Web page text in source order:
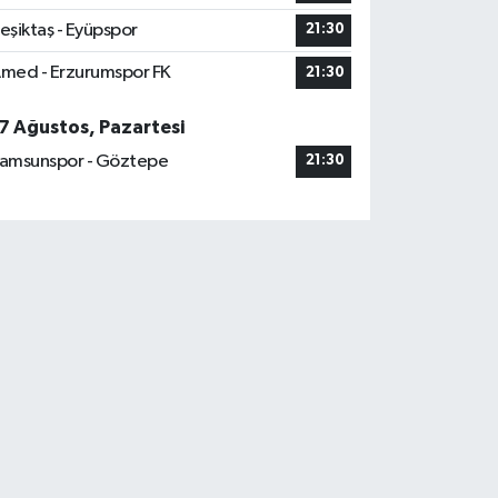
- Eyüpspor 21:30
- Erzurumspor FK 21:30
Ağustos, Pazartesi
- Göztepe
21:30